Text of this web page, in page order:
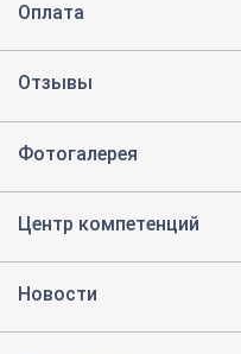
Оплата
Отзывы
Фотогалерея
Центр компетенций
Новости